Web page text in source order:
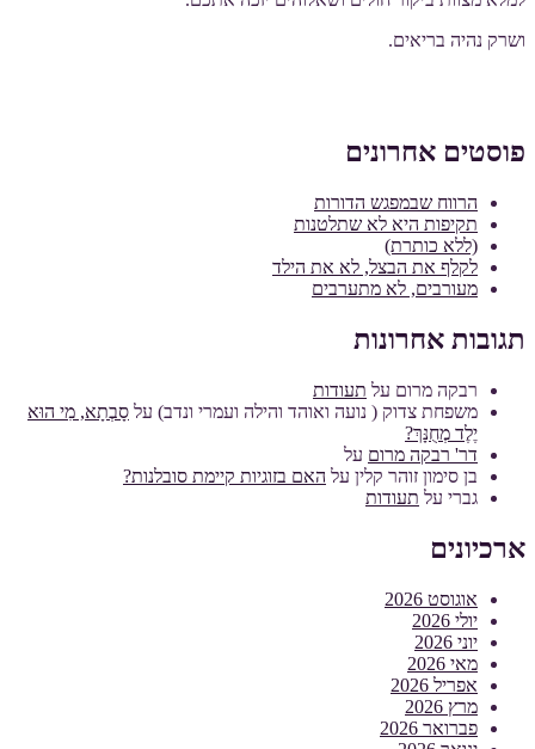
ושרק נהיה בריאים.
פוסטים אחרונים
הרווח שבמפגש הדורות
תקיפות היא לא שתלטנות
(ללא כותרת)
לקלף את הבצל, לא את הילד
מעורבים, לא מתערבים
תגובות אחרונות
רבקה מרום על תעודות
משפחת צדוק ( נועה ואוהד והילה ועמרי ונדב) על סָבְתָא, מִי הוּא
יֶלֶד מְחֻנָּךְ?
דר' רבקה מרום על
בן סימון זוהר קלין על האם בזוגיות קיימת סובלנות?
גברי על תעודות
ארכיונים
אוגוסט 2026
יולי 2026
יוני 2026
מאי 2026
אפריל 2026
מרץ 2026
פברואר 2026